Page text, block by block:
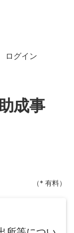
ログイン
成事
（* 有料）